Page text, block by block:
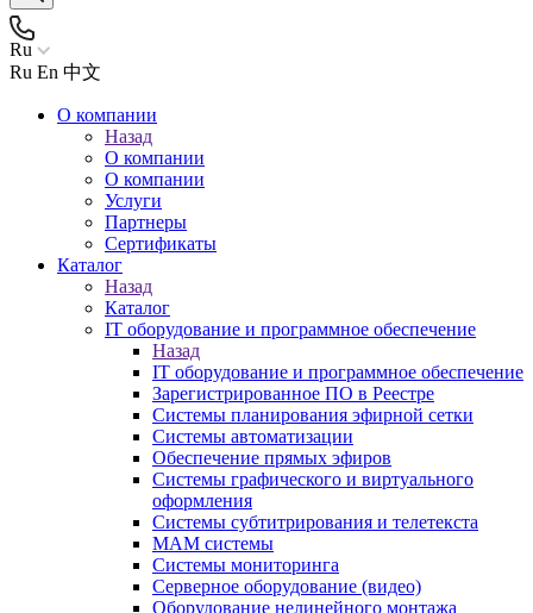
Ru
Ru En 中文
О компании
Назад
О компании
О компании
Услуги
Партнеры
Сертификаты
Каталог
Назад
Каталог
IT оборудование и программное обеспечение
Назад
IT оборудование и программное обеспечение
Зарегистрированное ПО в Реестре
Системы планирования эфирной сетки
Системы автоматизации
Обеспечение прямых эфиров
Системы графического и виртуального
оформления
Системы субтитрирования и телетекста
MAM системы
Системы мониторинга
Серверное оборудование (видео)
Оборудование нелинейного монтажа